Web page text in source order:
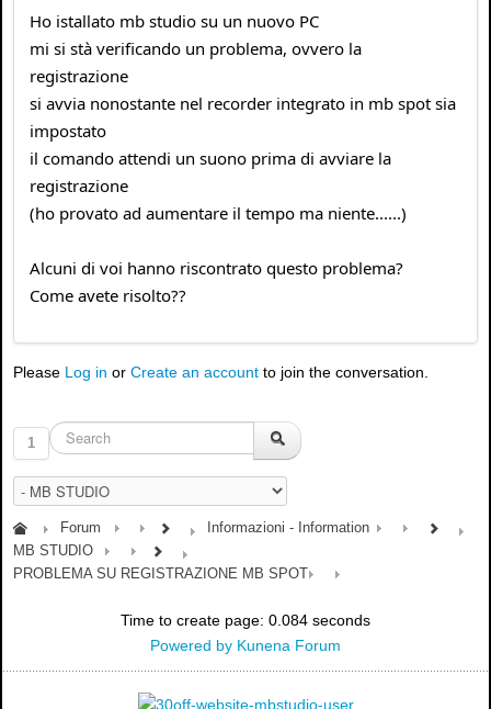
Ho istallato mb studio su un nuovo PC
mi si stà verificando un problema, ovvero la
registrazione
si avvia nonostante nel recorder integrato in mb spot sia
impostato
il comando attendi un suono prima di avviare la
registrazione
(ho provato ad aumentare il tempo ma niente......)
Alcuni di voi hanno riscontrato questo problema?
Come avete risolto??
Please Log in or Create an account to join the conversation.
1
Forum
Informazioni - Information
MB STUDIO
PROBLEMA SU REGISTRAZIONE MB SPOT
Time to create page: 0.084 seconds
Powered by Kunena Forum